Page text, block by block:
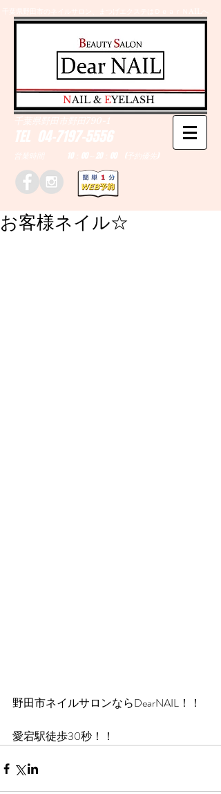
千葉県野田市のネイルサロン、まつげエクステはＤｅａｒＮAILへ
TEL 04-7197-5556
営業時間 10：00～20：00 (予約優先)
千葉県野田市野田790-1
​NAIL & EYELASH
お客様ネイル☆
野田市ネイルサロンならDearNAIL！！
愛宕駅徒歩30秒！！